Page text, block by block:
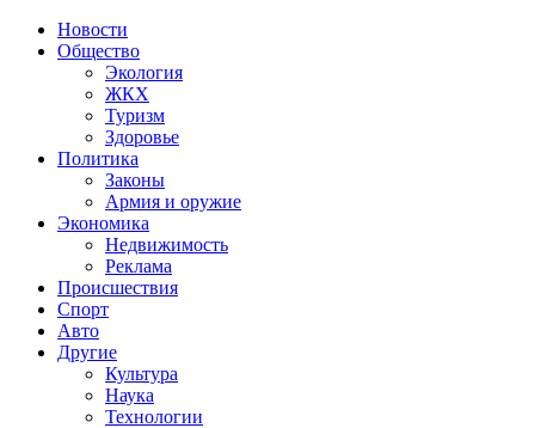
Новости
Общество
Экология
ЖКХ
Туризм
Здоровье
Политика
Законы
Армия и оружие
Экономика
Недвижимость
Реклама
Происшествия
Спорт
Авто
Другие
Культура
Наука
Технологии